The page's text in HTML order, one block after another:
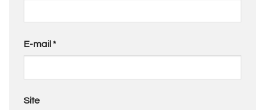
E-mail *
Site